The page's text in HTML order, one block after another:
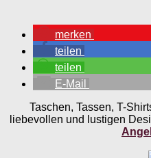
merken
teilen
teilen
E-Mail
Taschen, Tassen, T-
liebevollen und lustigen